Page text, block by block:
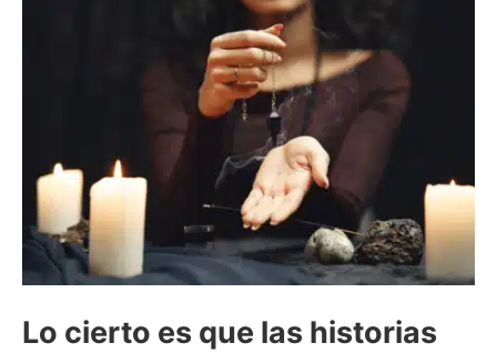
Lo cierto es que las historias